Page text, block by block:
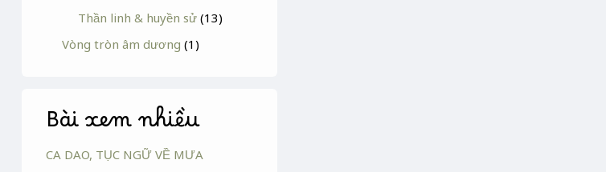
Thần linh & huyền sử (13)
Vòng tròn âm dương (1)
Bài xem nhiều
CA DAO, TỤC NGỮ VỀ MƯA